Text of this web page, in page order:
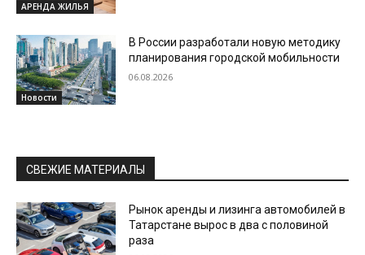
АРЕНДА ЖИЛЬЯ
Новости
В России разработали новую методику
планирования городской мобильности
06.08.2026
СВЕЖИЕ МАТЕРИАЛЫ
Рынок аренды и лизинга автомобилей в
Татарстане вырос в два с половиной
раза